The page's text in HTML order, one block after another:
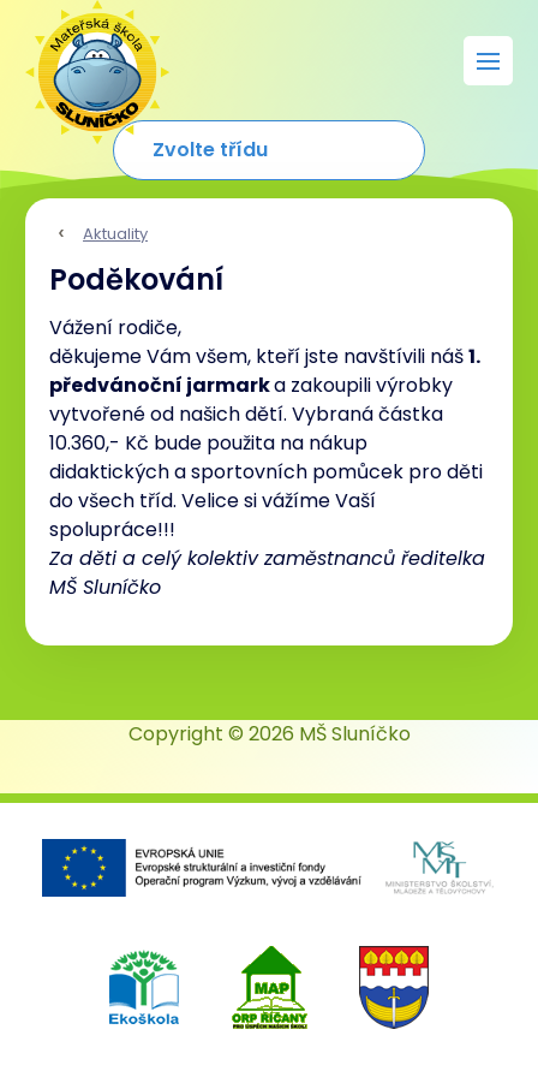
Aktuality
Poděkování
Vážení rodiče,
děkujeme Vám všem, kteří jste navštívili náš1.
předvánoční jarmarka zakoupili výrobky
vytvořené od našich dětí. Vybraná částka
10.360,- Kč bude použita na nákup
didaktických a sportovních pomůcek pro děti
do všech tříd. Velice si vážíme Vaší
spolupráce!!!
Za děti a celý kolektiv zaměstnanců ředitelka
MŠ Sluníčko
Copyright © 2026 MŠ Sluníčko